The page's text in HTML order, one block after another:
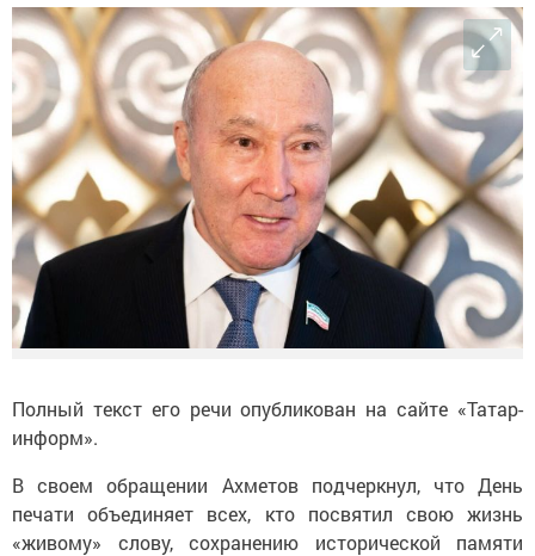
Полный текст его речи опубликован на сайте «Татар-
информ».
В своем обращении Ахметов подчеркнул, что День
печати объединяет всех, кто посвятил свою жизнь
«живому» слову, сохранению исторической памяти